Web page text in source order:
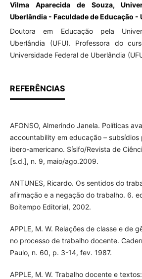
Vilma Aparecida de Souza,
Uberlândia - Faculdade de Educação -
Doutora em Educação pela
Uberlândia (UFU). Professora do
Universidade Federal de Uberlândia
REFERÊNCIAS
AFONSO, Almerindo Janela. Políticas
accountability em educação – subsídios
ibero-americano. Sísifo/Revista de
[s.d.], n. 9, maio/ago.2009.
ANTUNES, Ricardo. Os sentidos do
afirmação e a negação do trabalho. 6.
Boitempo Editorial, 2002.
APPLE, M. W. Relações de classe e de
no processo de trabalho docente.
Paulo, n. 60, p. 3-14, fev. 1987.
APPLE, M. W. Trabalho docente e